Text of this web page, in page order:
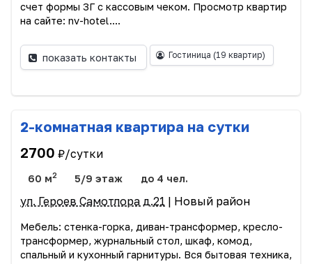
счет формы 3Г с кассовым чеком. Просмотр квартир
на сайте: nv-hotel....
показать контакты Гостиница (19 квартир)
2-комнатная квартира на сутки
2700 ₽/сутки
60 м2 5/9 этаж до 4 чел.
ул. Героев Самотлора д.21 | Новый район
Мебель: стенка-горка, диван-трансформер, кресло-
трансформер, журнальный стол, шкаф, комод,
спальный и кухонный гарнитуры. Вся бытовая техника,